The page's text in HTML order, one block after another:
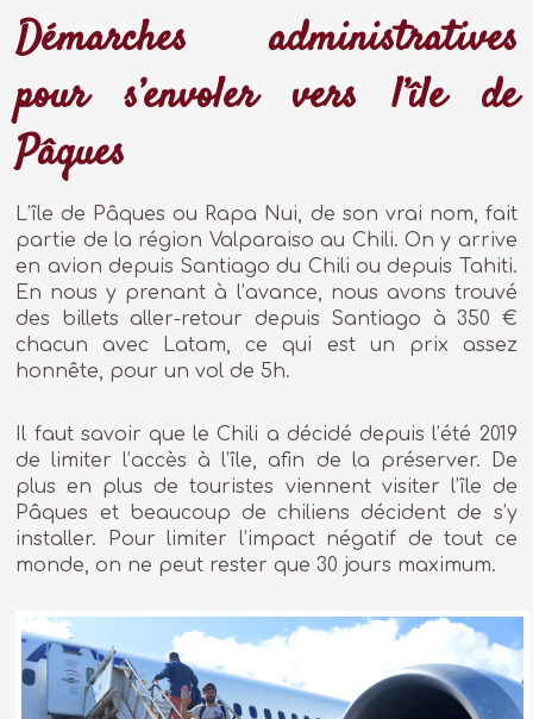
Démarches administratives
pour s’envoler vers l’île de
Pâques
L’île de Pâques ou Rapa Nui, de son vrai nom, fait
partie de la région Valparaiso au Chili. On y arrive
en avion depuis Santiago du Chili ou depuis Tahiti.
En nous y prenant à l’avance, nous avons trouvé
des billets aller-retour depuis Santiago à 350 €
chacun avec Latam, ce qui est un prix assez
honnête, pour un vol de 5h.
Il faut savoir que le Chili a décidé depuis l’été 2019
de limiter l’accès à l’île, afin de la préserver. De
plus en plus de touristes viennent visiter l’île de
Pâques et beaucoup de chiliens décident de s’y
installer. Pour limiter l’impact négatif de tout ce
monde, on ne peut rester que 30 jours maximum.